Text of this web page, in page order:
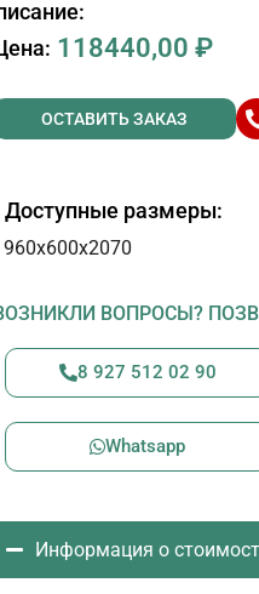
118440,00 ₽
ОСТАВИТЬ ЗАКАЗ
Доступные размеры:
ВОПРОСЫ?
8 927 512 02 90
Whatsapp
Информация о